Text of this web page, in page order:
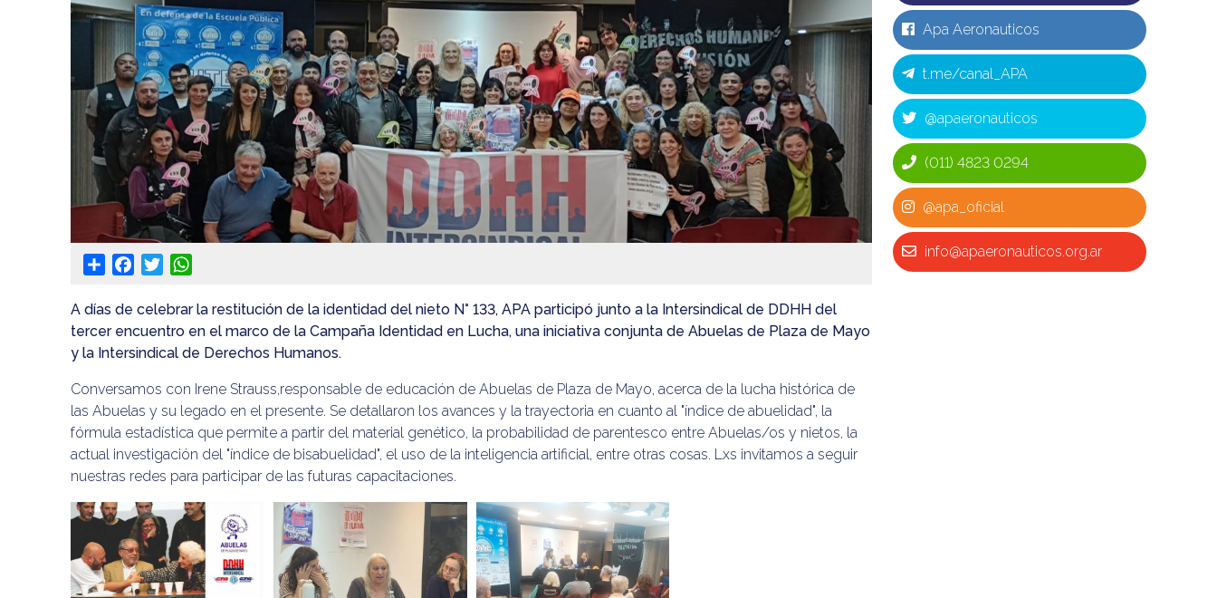
Share Facebook
Twitter
A días de celebrar la restitución de la identidad del nieto N° 133, APA participó junto a la Intersindical de DDHH del
tercer encuentro en el marco de la Campaña Identidad en Lucha, una iniciativa conjunta de Abuelas de Plaza de Mayo
y la Intersindical de Derechos Humanos.
Conversamos con Irene Strauss,responsable de educación de Abuelas de Plaza de Mayo, acerca de la lucha histórica de
las Abuelas y su legado en el presente. Se detallaron los avances y la trayectoria en cuanto al "índice de abuelidad", la
fórmula estadística que permite a partir del material genético, la probabilidad de parentesco entre Abuelas/os y nietos, la
actual investigación del "índice de bisabuelidad", el uso de la inteligencia artificial, entre otras cosas. Lxs invitamos a seguir
nuestras redes para participar de las futuras capacitaciones.
Apa Aeronauticos
t.me/canal_APA
@apaeronauticos
(011) 4823 0294
@apa_oficial
info@apaeronauticos.org.ar